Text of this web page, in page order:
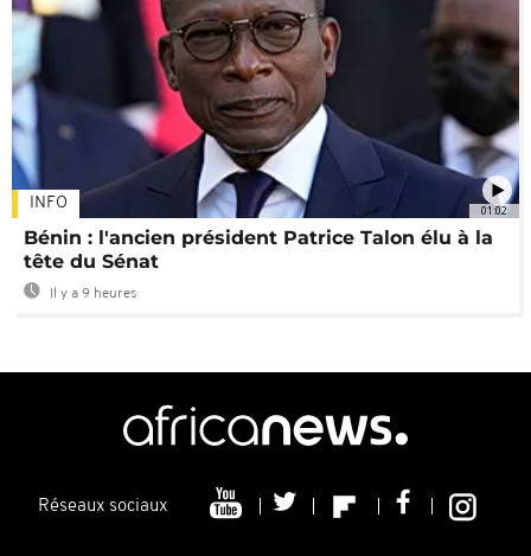
01:02
INFO
Bénin : l'ancien président Patrice Talon élu à la
tête du Sénat
Il y a 9 heures
Réseaux sociaux